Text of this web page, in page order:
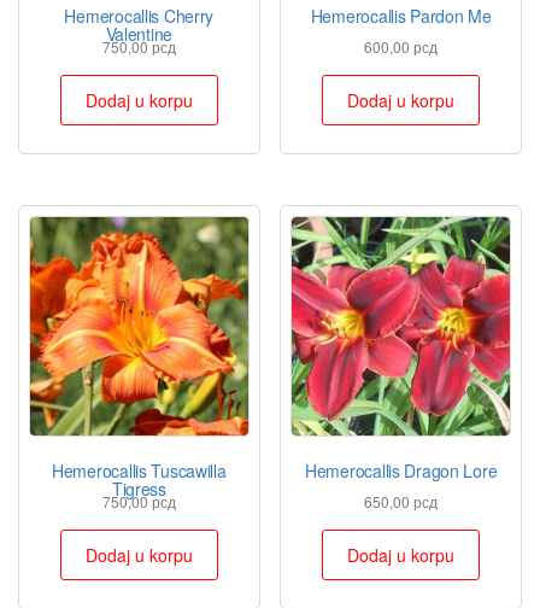
Hemerocallis Cherry
Valentine
750,00рсд
Dodaj u korpu
Hemerocallis Pardon Me
600,00рсд
Dodaj u korpu
Hemerocallis Tuscawilla
Tigress
750,00рсд
Dodaj u korpu
Hemerocallis Dragon Lore
650,00рсд
Dodaj u korpu